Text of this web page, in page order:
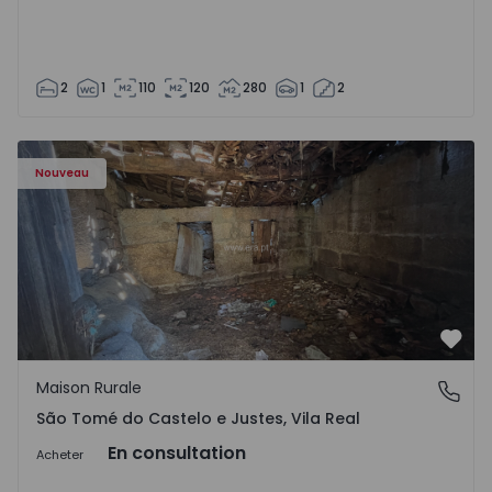
2 1 110 120 280 1 2
Nouveau
Maison Vila Real, São Tomé do Castelo e Justes -
São Tomé do Castelo e Justes, Vila Real
Maison Rurale
São Tomé do Castelo e Justes, Vila Real
Acheter En consultation